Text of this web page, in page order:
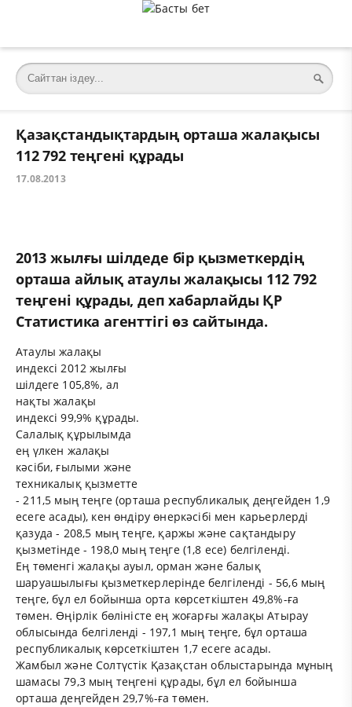
Қазақстандықтардың орташа жалақысы
112 792 теңгені құрады
17.08.2013
2013 жылғы шілдеде бір қызметкердің
орташа айлық атаулы жалақысы 112 792
теңгені құрады, деп хабарлайды ҚР
Статистика агенттігі өз сайтында.
Атаулы жалақы
индексі 2012 жылғы
шілдеге 105,8%, ал
нақты жалақы
индексі 99,9% құрады.
Салалық құрылымда
ең үлкен жалақы
кәсіби, ғылыми және
техникалық қызметте
- 211,5 мың теңге (орташа республикалық деңгейден 1,9
есеге асады), кен өндіру өнеркәсібі мен карьерлерді
қазуда - 208,5 мың теңге, қаржы және сақтандыру
қызметінде - 198,0 мың теңге (1,8 есе) белгіленді.
Ең төменгі жалақы ауыл, орман және балық
шаруашылығы қызметкерлерінде белгіленді - 56,6 мың
теңге, бұл ел бойынша орта көрсеткіштен 49,8%-ға
төмен. Өңірлік бөліністе ең жоғарғы жалақы Атырау
облысында белгіленді - 197,1 мың теңге, бұл орташа
республикалық көрсеткіштен 1,7 есеге асады.
Жамбыл және Солтүстік Қазақстан облыстарында мұның
шамасы 79,3 мың теңгені құрады, бұл ел бойынша
орташа деңгейден 29,7%-ға төмен.